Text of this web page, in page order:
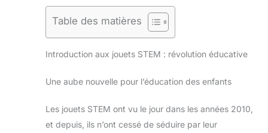
Table des matières
Introduction aux jouets STEM : révolution éducative
Une aube nouvelle pour l’éducation des enfants
Les jouets STEM ont vu le jour dans les années 2010,
et depuis, ils n’ont cessé de séduire par leur